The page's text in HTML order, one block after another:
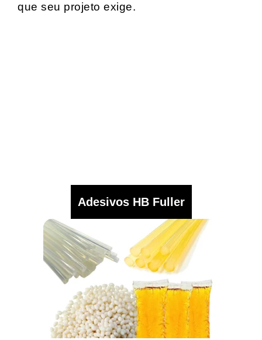
que seu projeto exige.
Adesivos HB Fuller